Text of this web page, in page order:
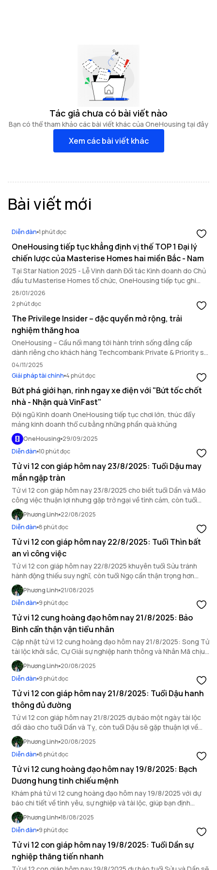
Tác giả chưa có bài viết nào
Bạn có thể tham khảo các bài viết khác của OneHousing tại đây
Xem các bài viết khác
Bài viết mới
Diễn đàn 1 phút đọc
OneHousing tiếp tục khẳng định vị thế TOP 1 Đại lý
chiến lược của Masterise Homes hai miền Bắc - Nam
Tại Star Nation 2025 - Lễ Vinh danh Đối tác Kinh doanh do Chủ
đầu tư Masterise Homes tổ chức, OneHousing tiếp tục ghi
dấu ấn nổi bật với loạt thành tích quan trọng, khẳng định năng
lực triển khai toàn diện và vai trò đối tác chiến lược hàng đầu.
28/01/2026
2 phút đọc
The Privilege Insider – đặc quyền mở rộng, trải
nghiệm thăng hoa
OneHousing – Cầu nối mang tới hành trình sống đẳng cấp
dành riêng cho khách hàng Techcombank Private & Priority sở
hữu bất động sản Masterise Homes.
04/11/2025
Giải pháp tài chính 4 phút đọc
Bứt phá giới hạn, rinh ngay xe điện với "Bứt tốc chốt
nhà - Nhận quà VinFast"
Đội ngũ Kinh doanh OneHousing tiếp tục chơi lớn, thúc đẩy
mảng kinh doanh thổ cư bằng những phần quà khủng
OneHousing 29/09/2025
Diễn đàn 10 phút đọc
Tử vi 12 con giáp hôm nay 23/8/2025: Tuổi Dậu may
mắn ngập tràn
Tử vi 12 con giáp hôm nay 23/8/2025 cho biết tuổi Dần và Mão
công việc thuận lợi nhưng gặp trở ngại về tình cảm, còn tuổi
Dậu may mắn ngập tràn.
Phương Linh 22/08/2025
Diễn đàn 8 phút đọc
Tử vi 12 con giáp hôm nay 22/8/2025: Tuổi Thìn bất
an vì công việc
Tử vi 12 con giáp hôm nay 22/8/2025 khuyên tuổi Sửu tránh
hành động thiếu suy nghĩ, còn tuổi Ngọ cần thận trọng hơn
trong mối quan hệ xã giao.
Phương Linh 21/08/2025
Diễn đàn 9 phút đọc
Tử vi 12 cung hoàng đạo hôm nay 21/8/2025: Bảo
Bình cẩn thận vận tiểu nhân
Cập nhật tử vi 12 cung hoàng đạo hôm nay 21/8/2025: Song Tử
tài lộc khởi sắc, Cự Giải sự nghiệp hanh thông và Nhân Mã chịu
ảnh hưởng bởi hung vận.
Phương Linh 20/08/2025
Diễn đàn 9 phút đọc
Tử vi 12 con giáp hôm nay 21/8/2025: Tuổi Dậu hanh
thông đủ đường
Tử vi 12 con giáp hôm nay 21/8/2025 dự báo một ngày tài lộc
dồi dào cho tuổi Dần và Tỵ, còn tuổi Dậu sẽ gặp thuận lợi về
mọi mặt.
Phương Linh 20/08/2025
Diễn đàn 8 phút đọc
Tử vi 12 cung hoàng đạo hôm nay 19/8/2025: Bạch
Dương hung tinh chiếu mệnh
Khám phá tử vi 12 cung hoàng đạo hôm nay 19/8/2025 với dự
báo chi tiết về tình yêu, sự nghiệp và tài lộc, giúp bạn định
hướng ngày mới.
Phương Linh 18/08/2025
Diễn đàn 9 phút đọc
Tử vi 12 con giáp hôm nay 19/8/2025: Tuổi Dần sự
nghiệp thăng tiến nhanh